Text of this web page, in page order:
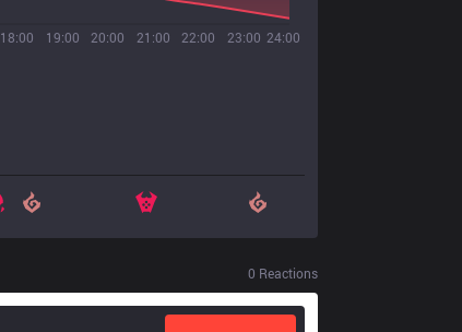
18:00 19:00 20:00 21:00 22:00 23:00 24:00
0 Reactions